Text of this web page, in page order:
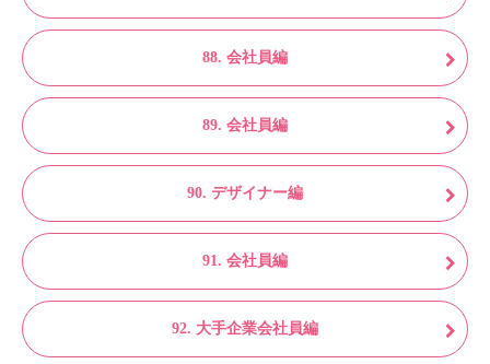
88. 会社員編
89. 会社員編
90. デザイナー編
91. 会社員編
92. 大手企業会社員編